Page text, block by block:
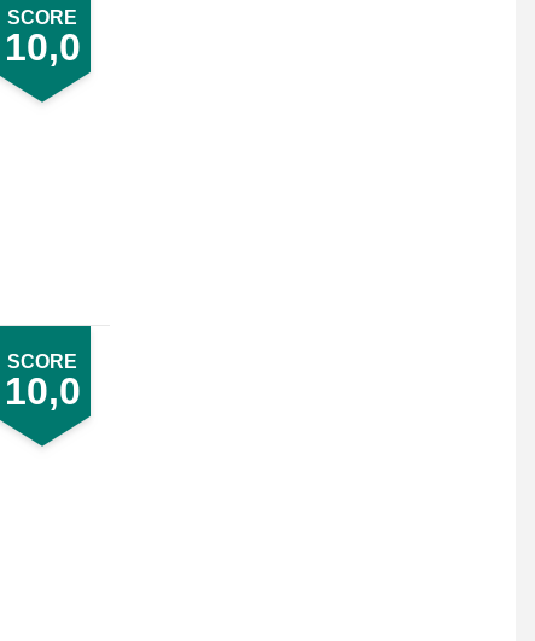
SCORE
10,0
SCORE
10,0